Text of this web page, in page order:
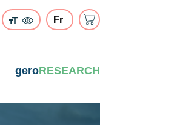
geroRESEARCH